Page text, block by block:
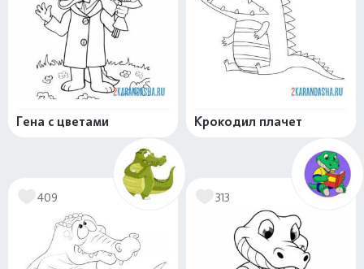
Гена с цветами Крокодил плачет
409 313